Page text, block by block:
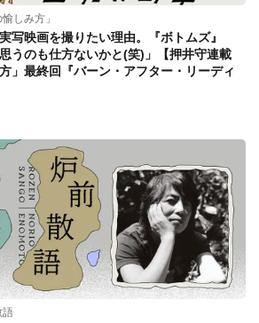
しみ方」
写映画を撮りたい理由。『ボトムズ』
うのも仕方ないかと(笑)」【押井守連載
」最終回『バーン・アフター・リーディ
語